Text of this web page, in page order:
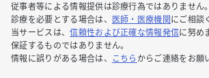
従事者等による情報提供は診療行為ではありません。
診療を必要とする場合は、
医師・医療機関 にご相談
当サービスは、信頼性および正確な情報発信に努め
保証するものではありません。
情報に誤りがある場合は、
こちら からご連絡をお願